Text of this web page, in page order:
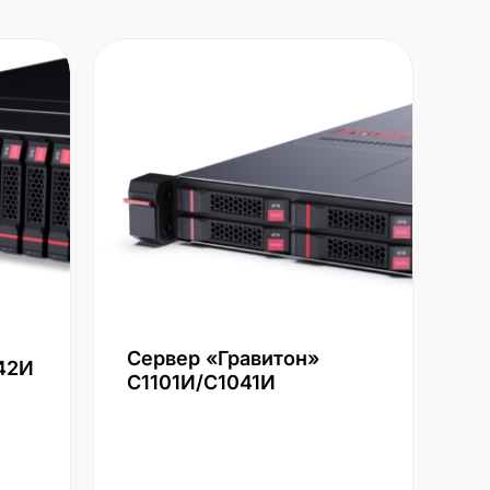
Сервер «Гравитон»
С1101И/С1041И